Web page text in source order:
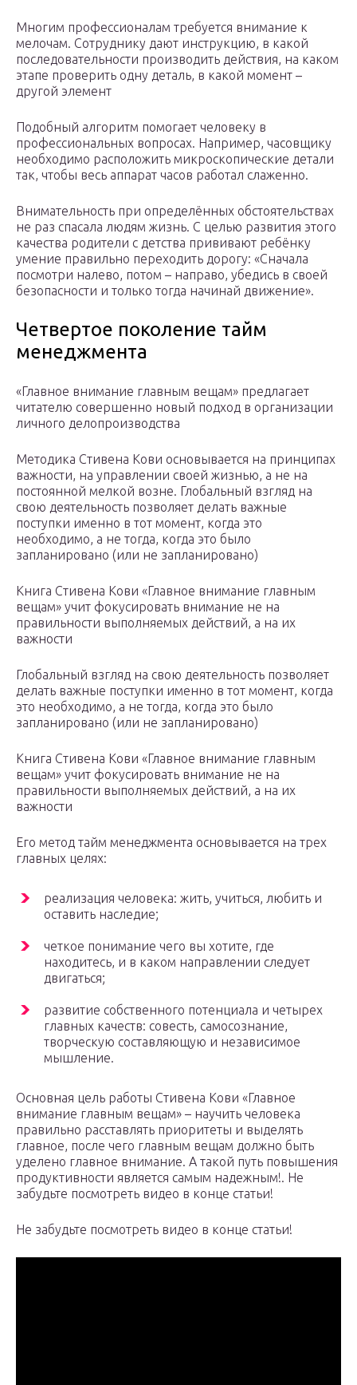
Многим профессионалам требуется внимание к
мелочам. Сотруднику дают инструкцию, в какой
последовательности производить действия, на каком
этапе проверить одну деталь, в какой момент –
другой элемент
Подобный алгоритм помогает человеку в
профессиональных вопросах. Например, часовщику
необходимо расположить микроскопические детали
так, чтобы весь аппарат часов работал слаженно.
Внимательность при определённых обстоятельствах
не раз спасала людям жизнь. С целью развития этого
качества родители с детства прививают ребёнку
умение правильно переходить дорогу: «Сначала
посмотри налево, потом – направо, убедись в своей
безопасности и только тогда начинай движение».
Четвертое поколение тайм
менеджмента
«Главное внимание главным вещам» предлагает
читателю совершенно новый подход в организации
личного делопроизводства
Методика Стивена Кови основывается на принципах
важности, на управлении своей жизнью, а не на
постоянной мелкой возне. Глобальный взгляд на
свою деятельность позволяет делать важные
поступки именно в тот момент, когда это
необходимо, а не тогда, когда это было
запланировано (или не запланировано)
Книга Стивена Кови «Главное внимание главным
вещам» учит фокусировать внимание не на
правильности выполняемых действий, а на их
важности
Глобальный взгляд на свою деятельность позволяет
делать важные поступки именно в тот момент, когда
это необходимо, а не тогда, когда это было
запланировано (или не запланировано)
Книга Стивена Кови «Главное внимание главным
вещам» учит фокусировать внимание не на
правильности выполняемых действий, а на их
важности
Его метод тайм менеджмента основывается на трех
главных целях:
реализация человека: жить, учиться, любить и
оставить наследие;
четкое понимание чего вы хотите, где
находитесь, и в каком направлении следует
двигаться;
развитие собственного потенциала и четырех
главных качеств: совесть, самосознание,
творческую составляющую и независимое
мышление.
Основная цель работы Стивена Кови «Главное
внимание главным вещам» – научить человека
правильно расставлять приоритеты и выделять
главное, после чего главным вещам должно быть
уделено главное внимание. А такой путь повышения
продуктивности является самым надежным!. Не
забудьте посмотреть видео в конце статьи!
Не забудьте посмотреть видео в конце статьи!